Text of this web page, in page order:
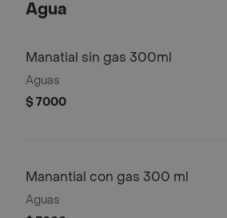
Agua
Manatial sin gas 300ml
Aguas
$ 7000
Manantial con gas 300 ml
Aguas